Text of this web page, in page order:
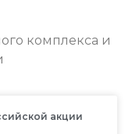
комплекса и
акции